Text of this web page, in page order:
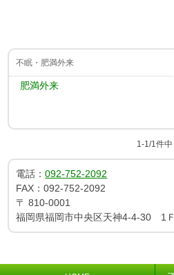
不眠・肥満外来
肥満外来
1-1/1件中
電話：092-752-2092
FAX：092-752-2092
〒810-0001
福岡県福岡市中央区天神4-4-30 1Ｆ